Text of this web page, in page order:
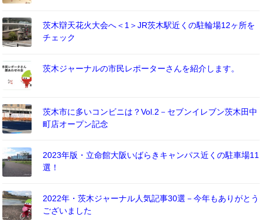
茨木辯天花火大会へ＜1＞JR茨木駅近くの駐輪場12ヶ所を
チェック
茨木ジャーナルの市民レポーターさんを紹介します。
茨木市に多いコンビニは？Vol.2－セブンイレブン茨木田中
町店オープン記念
2023年版・立命館大阪いばらきキャンパス近くの駐車場11
選！
2022年・茨木ジャーナル人気記事30選－今年もありがとう
ございました